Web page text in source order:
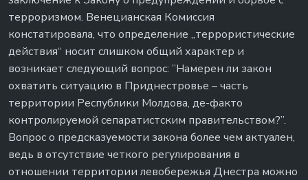
терроризмом. Венецианская Комиссия
констатировала, что определение „террористические
действия“ носит слишком общий характер и
возникает следующий вопрос: ”Намерен ли закон
охватить ситуацию в Приднестровье – часть
территории Республики Молдова, де-факто
контролируемой сепаратистским правительством?”.
Вопрос о предсказуемости закона более чем актуален,
ведь в отсутствие четкого регулирования в
отношении территории левобережья Днестра можно